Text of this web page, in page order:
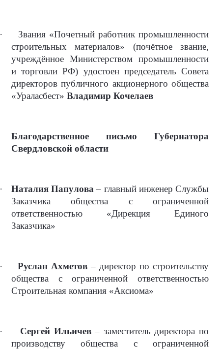
·
Звания «Почетный работник промышленности
строительных материалов» (почётное звание,
учреждённое Министерством промышленности
и торговли РФ) удостоен председатель Совета
директоров публичного акционерного общества
«Ураласбест» Владимир Кочелаев
Благодарственное письмо Губернатора
Свердловской области
· Наталия Папулова – главный инженер Службы
Заказчика общества с ограниченной
ответственностью «Дирекция Единого
Заказчика»
· Руслан Ахметов – директор по строительству
общества с ограниченной ответственностью
Строительная компания «Аксиома»
· Сергей Ильичев– заместитель директора по
производству общества с ограниченной